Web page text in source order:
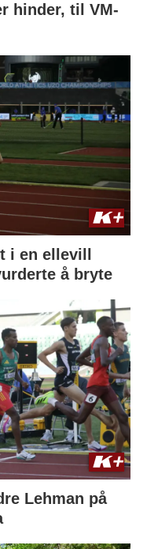
hinder, til VM-
i en ellevill
å bryte
Lehman på